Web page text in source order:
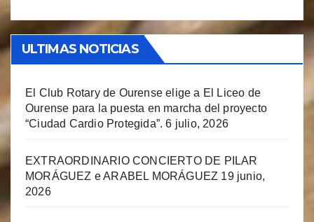
ULTIMAS NOTICIAS
El Club Rotary de Ourense elige a El Liceo de
Ourense para la puesta en marcha del proyecto
“Ciudad Cardio Protegida”. 6 julio, 2026
EXTRAORDINARIO CONCIERTO DE PILAR
MORÁGUEZ e ARABEL MORÁGUEZ 19 junio,
2026